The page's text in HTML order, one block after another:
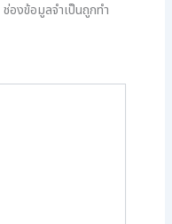
ช่องข้อมูลจำเป็นถูกทำ